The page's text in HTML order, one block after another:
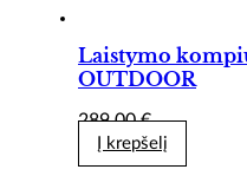
Laistymo
OUTDOOR
289,00€
Į krepšelį